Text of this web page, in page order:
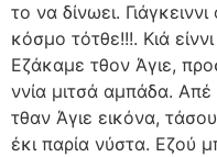
το να δίνωει.
κόσμο τότθε!!!. Κιά είννι
Εζάκαμε τθον Άγιε,
ννία μιτσά αμπάδα.
τθαν Άγιε εικόνα,
έκι παρία νύστα. Εζού